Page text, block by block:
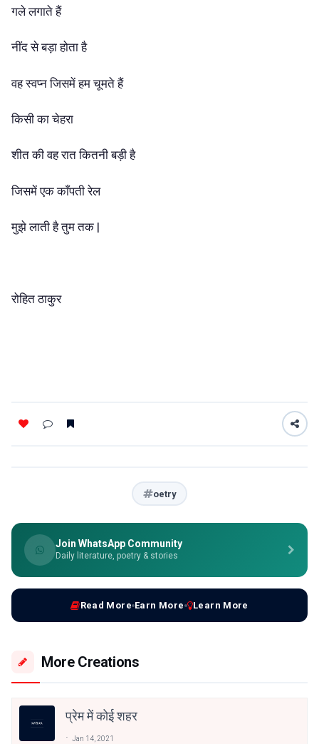
गले लगाते हैं
नींद से बड़ा होता है
वह स्वप्न जिसमें हम चूमते हैं
किसी का चेहरा
शीत की वह रात कितनी बड़ी है
जिसमें एक काँपती रेल
मुझे लाती है तुम तक |
रोहित ठाकुर
oetry
Join WhatsApp Community
Daily literature, poetry & stories
Read More Earn More Learn More
More Creations
प्रेम में कोई शहर
Jan 14, 2021